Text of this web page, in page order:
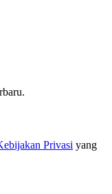
Privasi yang